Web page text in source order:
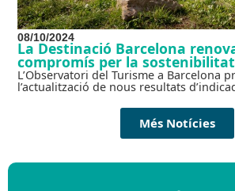
08/10/2024
La Destinació Barcelona
compromís per la
L’Observatori del Turisme a Barcelona
l’actualització de nous resultats
Més Notícies